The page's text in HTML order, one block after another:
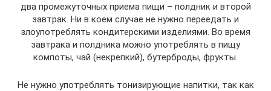
два промежуточных приема пищи – полдник и второй
завтрак. Ни в коем случае не нужно переедать и
злоупотреблять кондитерскими изделиями. Во время
завтрака и полдника можно употреблять в пищу
компоты, чай (некрепкий), бутерброды, фрукты.
Не нужно употреблять тонизирующие напитки, так как